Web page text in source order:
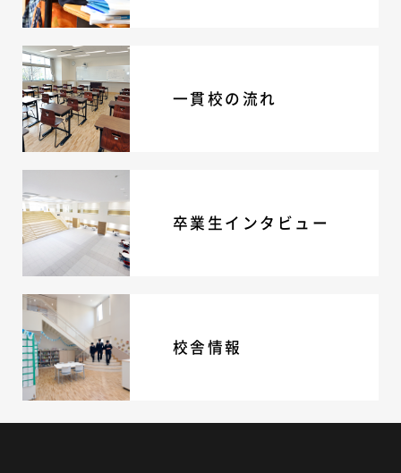
一貫校の流れ
卒業生インタビュー
校舎情報